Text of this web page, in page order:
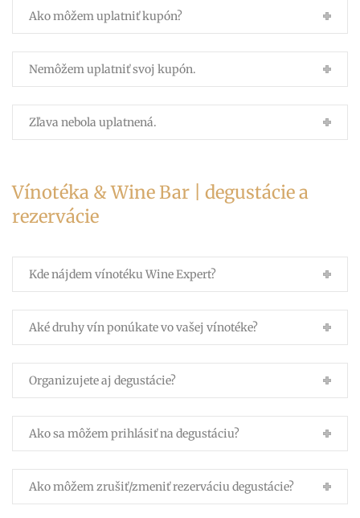
Ako môžem uplatniť kupón?
Nemôžem uplatniť svoj kupón.
Zľava nebola uplatnená.
Vínotéka & Wine Bar | degustácie a
rezervácie
Kde nájdem vínotéku Wine Expert?
Aké druhy vín ponúkate vo vašej vínotéke?
Organizujete aj degustácie?
Ako sa môžem prihlásiť na degustáciu?
Ako môžem zrušiť/zmeniť rezerváciu degustácie?